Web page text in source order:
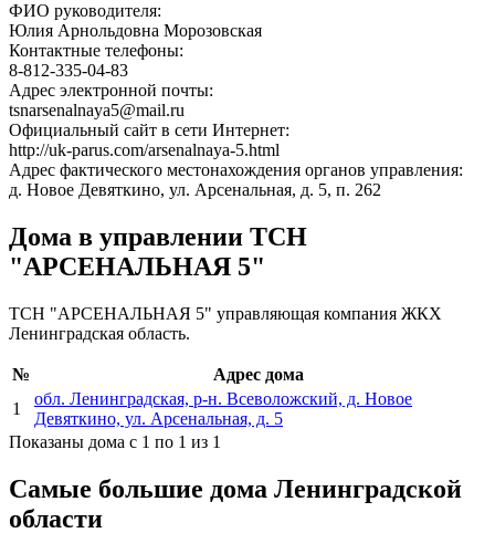
ФИО руководителя:
Юлия Арнольдовна Морозовская
Контактные телефоны:
8-812-335-04-83
Адрес электронной почты:
tsnarsenalnaya5@mail.ru
Официальный сайт в сети Интернет:
http://uk-parus.com/arsenalnaya-5.html
Адрес фактического местонахождения органов управления:
д. Новое Девяткино, ул. Арсенальная, д. 5, п. 262
Дома в управлении ТСН
"АРСЕНАЛЬНАЯ 5"
ТСН "АРСЕНАЛЬНАЯ 5" управляющая компания ЖКХ
Ленинградская область.
№
Адрес дома
1
обл. Ленинградская, р-н. Всеволожский, д. Новое
Девяткино, ул. Арсенальная, д. 5
Показаны дома с 1 по 1 из 1
Самые большие дома Ленинградской
области